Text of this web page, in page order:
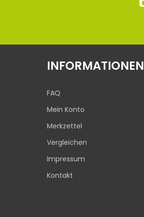
INFORMATIONEN
FAQ
Mein Konto
Merkzettel
Vergleichen
Impressum
Kontakt